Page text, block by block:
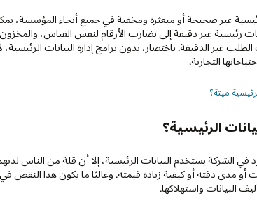
غير صحيحة أو مبعثرة ومخفية في جميع أنحاء المؤسسة،
رئيسية غير دقيقة إلى تضارب الأرقام لنفس القياس،
غير الدقيقة. باختصار، بدون برامج إدارة البيانات
التجارية.
ميتة؟
الرئيسية؟
الشركة يستخدم البيانات الرئيسية، إلا أن قلة من الناس
أو مدى دقته أو كيفية زيادة قيمته. وغالبًا ما يكون هذا النقص
البيانات واستهلاكها.